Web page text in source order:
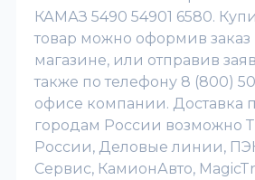
КАМАЗ 5490 54901 6580.
товар можно оформив заказ
магазине, или отправив
также по телефону 8 (800)
офисе компании. Доставка
городам России возможно
России, Деловые линии,
Сервис, КамионАвто,